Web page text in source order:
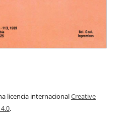
licencia internacionalCreative
.